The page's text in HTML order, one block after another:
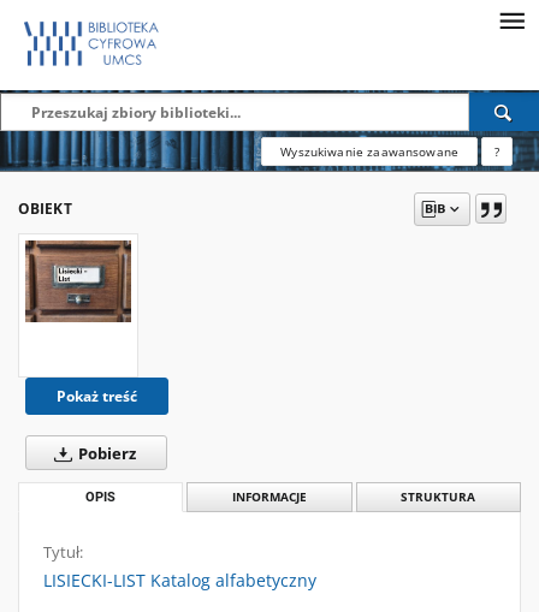
Wyszukiwanie zaawansowane ?
OBIEKT
Pokaż treść
Pobierz
OPIS INFORMACJE STRUKTURA
Tytuł:
LISIECKI-LIST Katalog alfabetyczny